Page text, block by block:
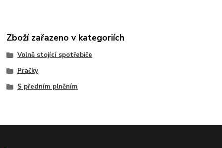
Zboží zařazeno v kategoriích
Volně stojící spotřebiče
Pračky
S předním plněním